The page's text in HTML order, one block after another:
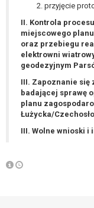
przyjęcie
II. Kontrola
miejscowego
oraz przebiegu
elektrowni
geodezyjnym
III. Zapoznanie się
badającej sprawę
planu
Łużycka/
III. Wolne wnioski i